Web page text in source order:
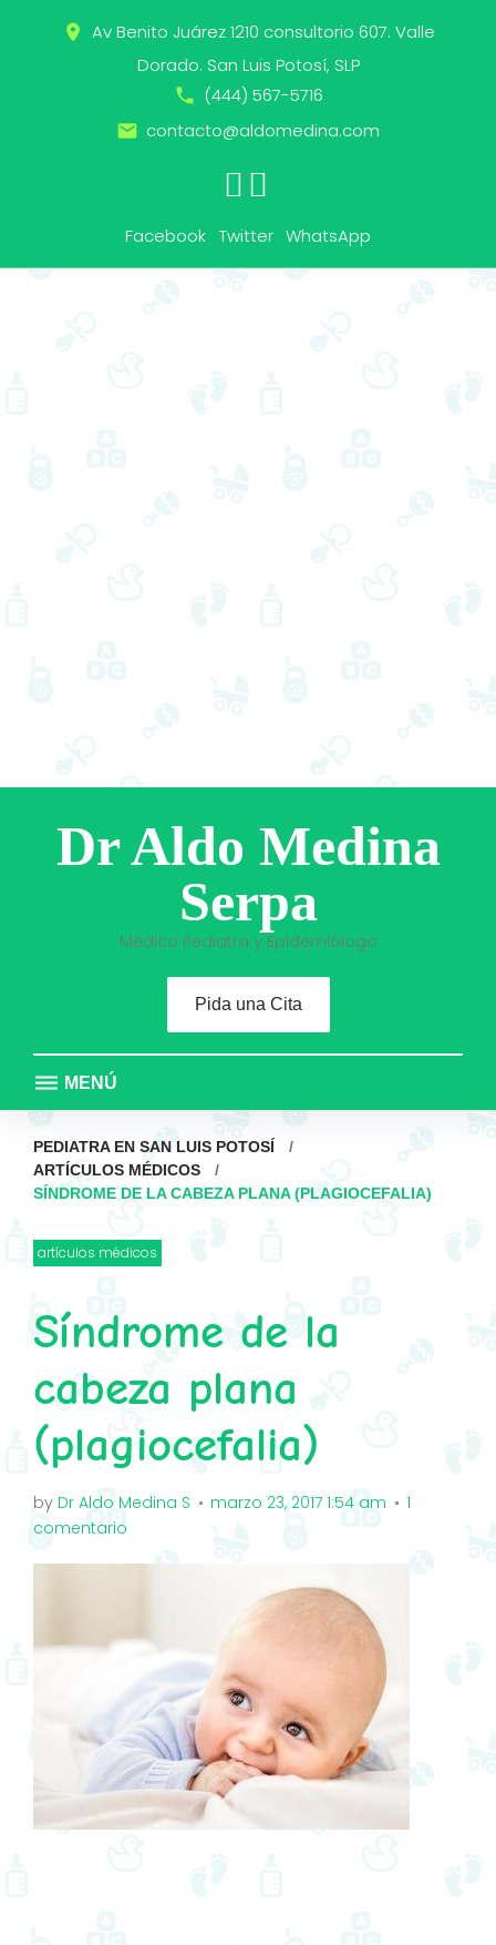
place Av Benito Juárez 1210 consultorio 607. Valle
Dorado. San Luis Potosí, SLP
call (444) 567-5716
email contacto@aldomedina.com
Facebook Twitter WhatsApp
Dr Aldo Medina
Serpa
Médico Pediatra y Epidemiólogo
Pida una Cita
MENÚ
PEDIATRA EN SAN LUIS POTOSÍ
/
ARTÍCULOS MÉDICOS
/
SÍNDROME DE LA CABEZA PLANA (PLAGIOCEFALIA)
artículos médicos
Síndrome de la
cabeza plana
(plagiocefalia)
by Dr Aldo Medina S marzo 23, 2017 1:54 am
1
comentario